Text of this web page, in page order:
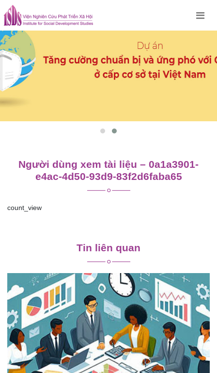
Skip
to
content
Người dùng xem tài liệu – 0a1a3901-
e4ac-4d50-93d9-83f2d6faba65
count_view
viết
Tin liên quan